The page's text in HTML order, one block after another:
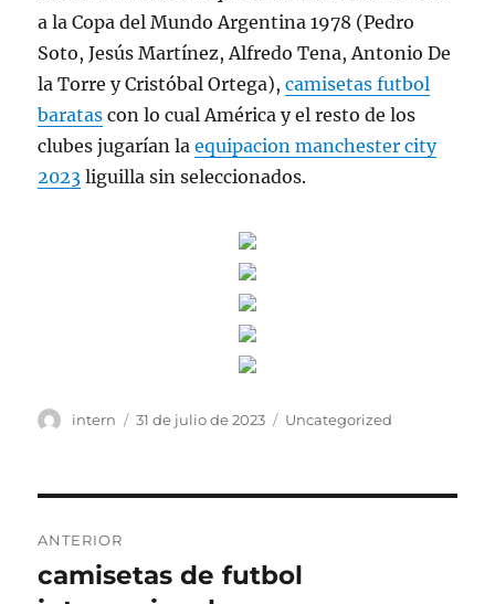
a la Copa del Mundo Argentina 1978 (Pedro
Soto, Jesús Martínez, Alfredo Tena, Antonio De
la Torre y Cristóbal Ortega),camisetas futbol
baratas con lo cual América y el resto de los
clubes jugarían laequipacion manchester city
2023 liguilla sin seleccionados.
Autor
intern
Publicado
31 de julio de 2023 Categorías
Uncategorized
de
ANTERIOR
Entrada
camisetas de futbol